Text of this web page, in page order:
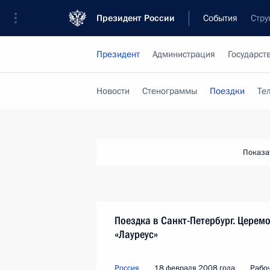
Президент России События
Президент Администрация
Новости Стенограммы Поездки
Поездка в Санкт-Петербург.
«Лауреус»